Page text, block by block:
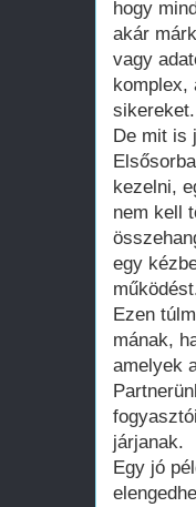
hogy
akár
vagy
komplex,
sikereket.
De mit is
kezelni,
nem kell
egy
Ezen
mának,
amelyek
járjanak.
Egy jó